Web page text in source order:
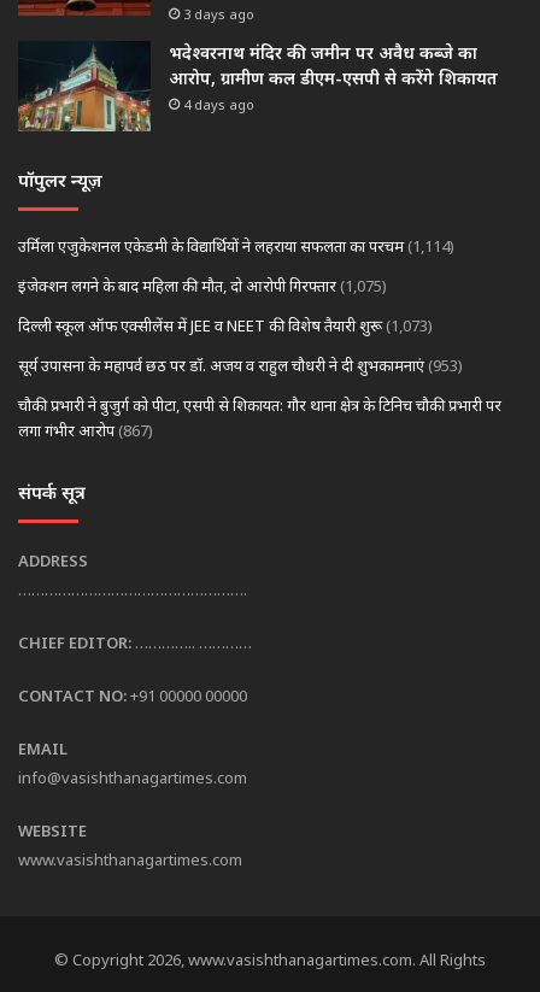
3 days ago
भदेश्वरनाथ मंदिर की जमीन पर अवैध कब्जे का
आरोप, ग्रामीण कल डीएम-एसपी से करेंगे शिकायत
4 days ago
पॉपुलर न्यूज़
उर्मिला एजुकेशनल एकेडमी के विद्यार्थियों ने लहराया सफलता का परचम (1,114)
इंजेक्शन लगने के बाद महिला की मौत, दो आरोपी गिरफ्तार (1,075)
दिल्ली स्कूल ऑफ एक्सीलेंस में JEE व NEET की विशेष तैयारी शुरू (1,073)
सूर्य उपासना के महापर्व छठ पर डॉ. अजय व राहुल चौधरी ने दी शुभकामनाएं (953)
चौकी प्रभारी ने बुजुर्ग को पीटा, एसपी से शिकायत: गौर थाना क्षेत्र के टिनिच चौकी प्रभारी पर
लगा गंभीर आरोप (867)
संपर्क सूत्र
ADDRESS
…………………………………………….
CHIEF EDITOR: ………….. …………
CONTACT NO:+91 00000 00000
EMAIL
info@vasishthanagartimes.com
WEBSITE
www.vasishthanagartimes.com
© Copyright 2026, www.vasishthanagartimes.com. All Rights